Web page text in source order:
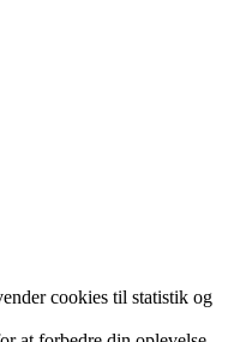
cookies til statistik og